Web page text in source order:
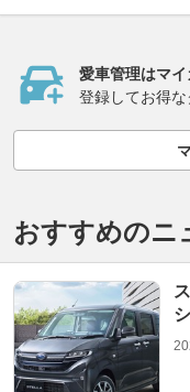
愛車管理はマイ
登録してお得
おすすめのニ